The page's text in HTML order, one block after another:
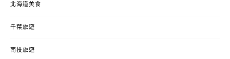
北海道美食
千葉旅遊
南投旅遊